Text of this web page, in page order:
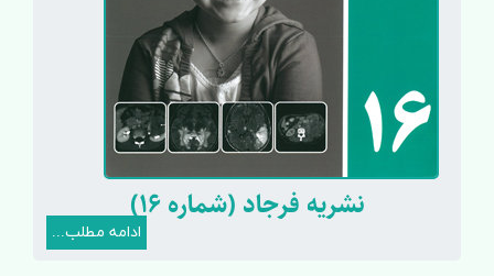
نشریه فرجاد (شماره 16)
ادامه مطلب...